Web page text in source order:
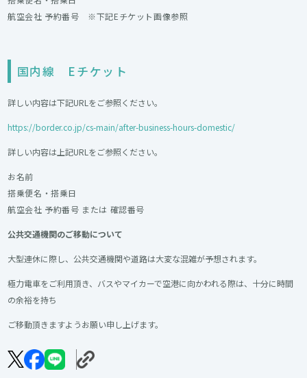
航空会社 予約番号 ※下記Eチケット画像参照
国内線 Eチケット
詳しい内容は下記URLをご参照ください。
https://border.co.jp/cs-main/after-business-hours-domestic/
詳しい内容は上記URLをご参照ください。
お名前
搭乗便名・搭乗日
航空会社 予約番号 または 確認番号
公共交通機関のご移動について
大型連休に際し、公共交通機関や道路は大変な混雑が予想されます。
極力電車をご利用頂き、バスやマイカーで空港に向かわれる際は、十分に時間
の余裕を持ち
ご移動頂きますようお願い申し上げます。